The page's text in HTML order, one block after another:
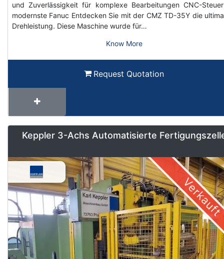
und Zuverlässigkeit für komplexe Bearbeitungen CNC-
modernste Fanuc Entdecken Sie mit der CMZ TD-35Y die
Drehleistung. Diese Maschine wurde für…
Know More
Request Quotation
Keppler 3-Achs Automatisierte
Verkauft